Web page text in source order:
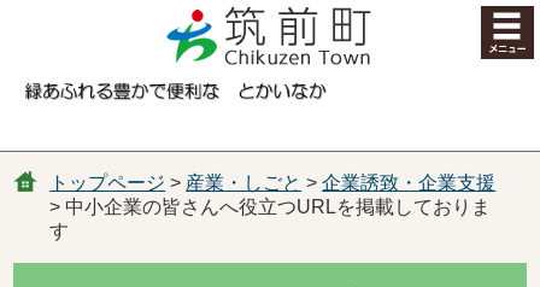
コンテンツにジャンプ
トップページ > 産業・しごと >企業誘致・企業支援
> 中小企業の皆さんへ役立つURLを掲載しておりま
す